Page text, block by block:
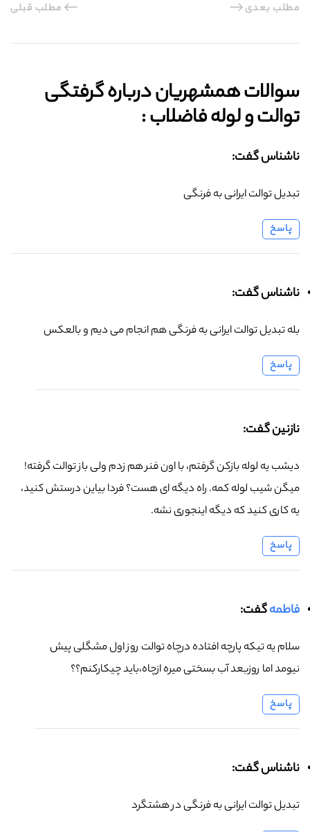
مطلب قبلی مطلب بعدی
سوالات همشهریان درباره گرفتگی
توالت و لوله فاضلاب :‌
ناشناس گفت:
تبدیل توالت ایرانی به فرنگی
پاسخ
ناشناس گفت:
بله تبدیل توالت ایرانی به فرنگی هم انجام می دیم و بالعکس
پاسخ
نازنین گفت:
دیشب یه لوله بازکن گرفتم، با اون فنر هم زدم ولی باز توالت گرفته!
میگن شیب لوله کمه. راه دیگه ای هست؟ فردا بیاین درستش کنید،
یه کاری کنید که دیگه اینجوری نشه.
پاسخ
فاطمهگفت:
سلام یه تیکه پارچه افتاده درچاه توالت روز اول مشگلی پیش
نیومد اما روزبعد آب بسختی میره ازچاه،باید چیکارکنم؟؟
پاسخ
ناشناس گفت:
تبدیل توالت ایرانی به فرنگی در هشتگرد